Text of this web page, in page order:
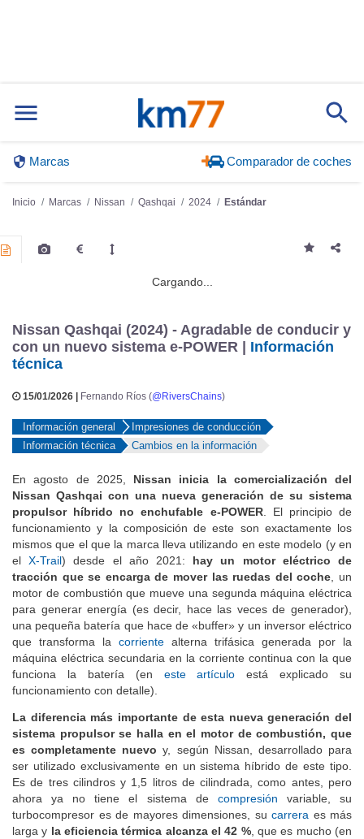
Marcas Comparador de coches
Inicio Marcas Nissan Qashqai 2024 Estándar
Cargando...
Nissan Qashqai (2024) - Agradable de conducir y
con un nuevo sistema e-POWER | Información
técnica
15/01/2026 | Fernando Ríos (@RiversChains)
Información general
Impresiones de conducción
Información técnica
Cambios en la información
En agosto de 2025, Nissan inicia la comercialización del
Nissan Qashqai con una nueva generación de su sistema
propulsor híbrido no enchufable e-POWER. El principio de
funcionamiento y la composición de este son exactamente los
mismos que el que la marca lleva utilizando en este modelo (y en
elX-Trail) desde el año 2021: hay un motor eléctrico de
tracción que se encarga de mover las ruedas del coche, un
motor de combustión que mueve una segunda máquina eléctrica
para generar energía (es decir, hace las veces de generador),
una pequeña batería que hace de «buffer» y un inversor eléctrico
que transforma la corriente alterna trifásica generada por la
máquina eléctrica secundaria en la corriente continua con la que
funciona la batería (en este artículo está explicado su
funcionamiento con detalle).
La diferencia más importante de esta nueva generación del
sistema propulsor se halla en el motor de combustión, que
es completamente nuevo y, según Nissan, desarrollado para
ser utilizado exclusivamente en un sistema híbrido de este tipo.
Es de tres cilindros y 1,5 litros de cilindrada, como antes, pero
ahora ya no tiene el sistema de compresión variable, su
turbocompresor es de mayores dimensiones, su carrera es más
larga y la eficiencia térmica alcanza el 42 %, que es mucho (en